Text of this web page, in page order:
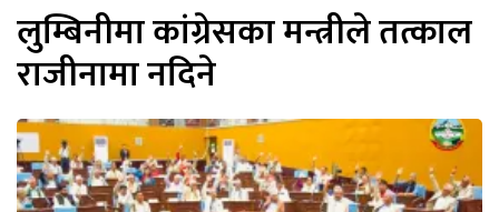
लुम्बिनीमा कांग्रेसका मन्त्रीले तत्काल
राजीनामा नदिने